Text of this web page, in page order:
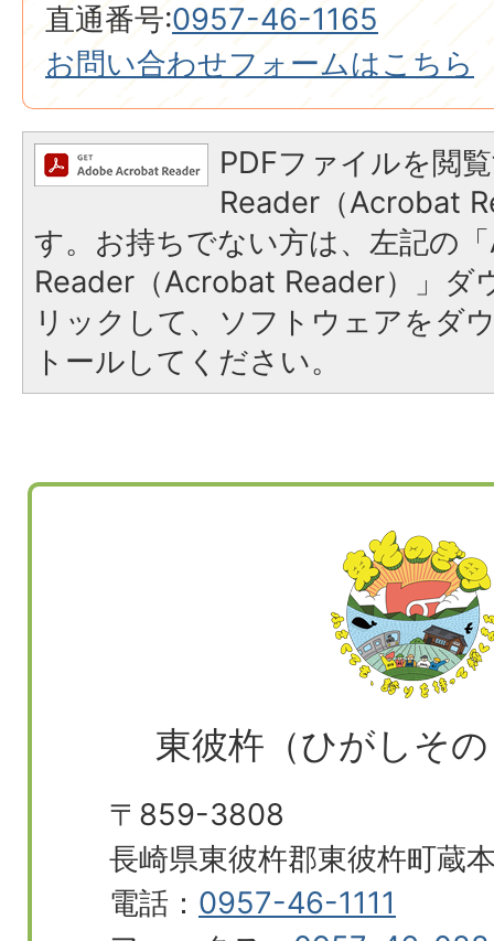
直通番号:0957-46-1165
お問い合わせフォームはこちら
PDFファイルを閲
Reader（Acrobat
す。お持ちでない方は、左記の
Reader（Acrobat Reader）」ダ
リックして、ソフトウェアをダ
トールしてください。
東彼杵（ひがしそ
〒859-3808
長崎県東彼杵郡東彼杵町蔵
電話： 0957-46-1111